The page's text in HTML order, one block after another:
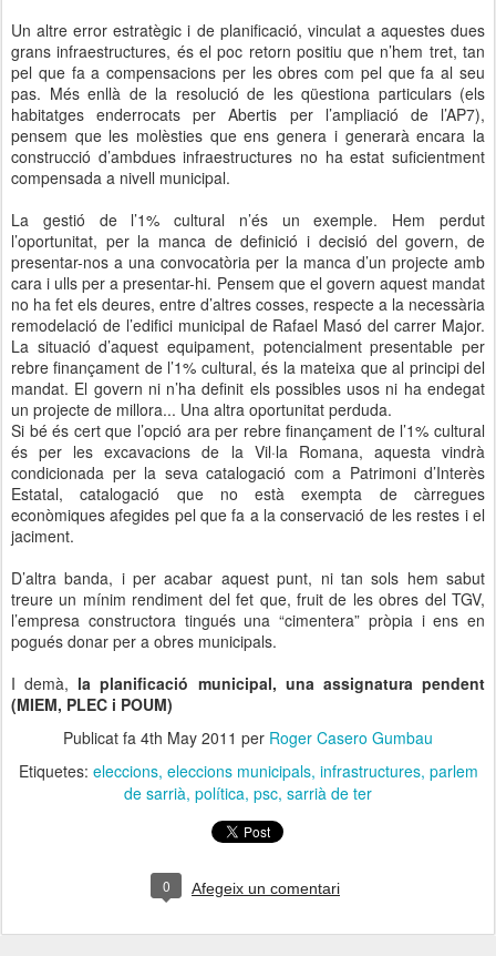
Un altre error estratègic i de planificació, vinculat a aquestes dues
grans infraestructures, és el poc retorn positiu que n’hem tret, tan
pel que fa a compensacions per les obres com pel que fa al seu
pas. Més enllà de la resolució de les qüestiona particulars (els
habitatges enderrocats per Abertis per l’ampliació de l’AP7),
pensem que les molèsties que ens genera i generarà encara la
construcció d’ambdues infraestructures no ha estat suficientment
compensada a nivell municipal.
La gestió de l’1% cultural n’és un exemple. Hem perdut
l’oportunitat, per la manca de definició i decisió del govern, de
presentar-nos a una convocatòria per la manca d’un projecte amb
cara i ulls per a presentar-hi. Pensem que el govern aquest mandat
no ha fet els deures, entre d’altres cosses, respecte a la necessària
remodelació de l’edifici municipal de Rafael Masó del carrer Major.
La situació d’aquest equipament, potencialment presentable per
rebre finançament de l’1% cultural, és la mateixa que al principi del
mandat. El govern ni n’ha definit els possibles usos ni ha endegat
un projecte de millora... Una altra oportunitat perduda.
Si bé és cert que l’opció ara per rebre finançament de l’1% cultural
és per les excavacions de la Vil·la Romana, aquesta vindrà
condicionada per la seva catalogació com a Patrimoni d’Interès
Estatal, catalogació que no està exempta de càrregues
econòmiques afegides pel que fa a la conservació de les restes i el
jaciment.
D’altra banda, i per acabar aquest punt, ni tan sols hem sabut
treure un mínim rendiment del fet que, fruit de les obres del TGV,
l’empresa constructora tingués una “cimentera” pròpia i ens en
pogués donar per a obres municipals.
I demà, la planificació municipal, una assignatura pendent
(MIEM, PLEC i POUM)
Publicat fa 4th May 2011 per Roger Casero Gumbau
Etiquetes: eleccions eleccions municipals infrastructures parlem
de sarrià política psc sarrià de ter
0 Afegeix un comentari